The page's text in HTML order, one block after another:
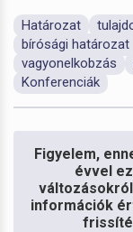
Határozat
bírósági határozat
vagyonelkobzás
Konferenciák
Figyelem,
évvel
információk